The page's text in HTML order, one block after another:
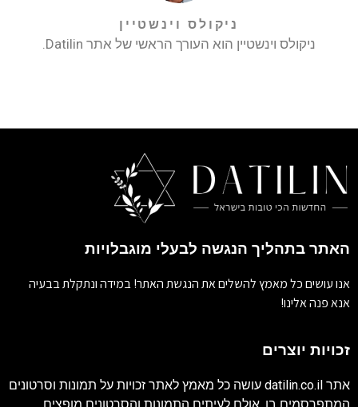
ניקולס וינשטיין
ניקולס וינשטיין הוא העורך הראשי של אתר Datilin.
האתר בתהליך הנגשה לבעלי מוגבלויות
אנו עושים כל מאמץ להשלים את הנגשת האתר! במידה ונתקלת בבעיה
אנא פנה אלינו!
זכויות יוצרים
אתר datilin.co.il עושה כל מאמץ לאתר זכויות על תמונות וסרטונים